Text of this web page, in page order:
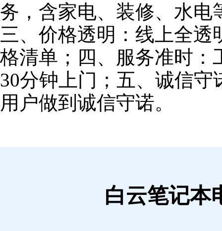
务，含家电、装修、水电
三、价格透明：线上全
格清单；四、服务准时：
30分钟上门；五、诚信
用户做到诚信守诺。
白云笔记本